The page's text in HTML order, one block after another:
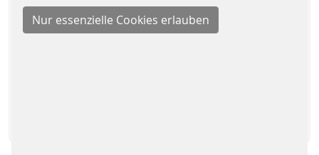
2 MB